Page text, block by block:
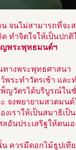
จนไม่สามารถที่จะส
ทำจิตใจให้เป็นปกติ
ญพระพุทธมนต์ฯ
างพระพุทธศาสนา
ระทำวัตรเช้า และ
พ็ญวัตรได้บริบูรณ์ใน
จงพยายามสวดมน
เราให้เป็นสมาธิเป็
ลอันประเสริฐให้ตนเอ
ควรมีดอกไม้ธูปเที